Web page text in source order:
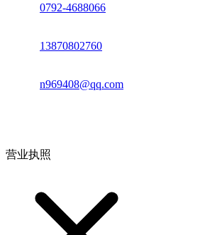
0792-4688066
13870802760
n969408@qq.com
营业执照